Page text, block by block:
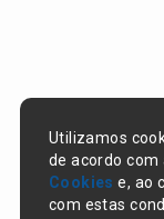
Utilizamos
de acordo com
Cookies e, ao
com estas